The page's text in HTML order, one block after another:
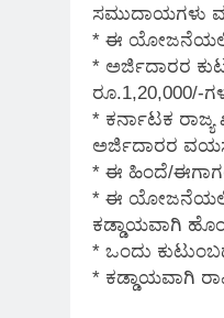
ಸಮುದಾಯಗಳು
* ಈ ಯೋಜನೆಯಲ್ಲಿ
* ಅರ್ಜಿದಾರರ
ರೂ.1,20,000/-
* ಕರ್ನಾಟಕ
ಅರ್ಜಿದಾರರ
* ಈ ಹಿಂದೆ/
* ಈ ಯೋಜನೆಯಲ್ಲಿ
ಕಡ್ಡಾಯವಾಗಿ
* ಒಂದು
* ಕಡ್ಡಾಯವಾಗಿ